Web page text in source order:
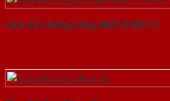
Cửa Gỗ Chống Cháy MDF P1R4 C1